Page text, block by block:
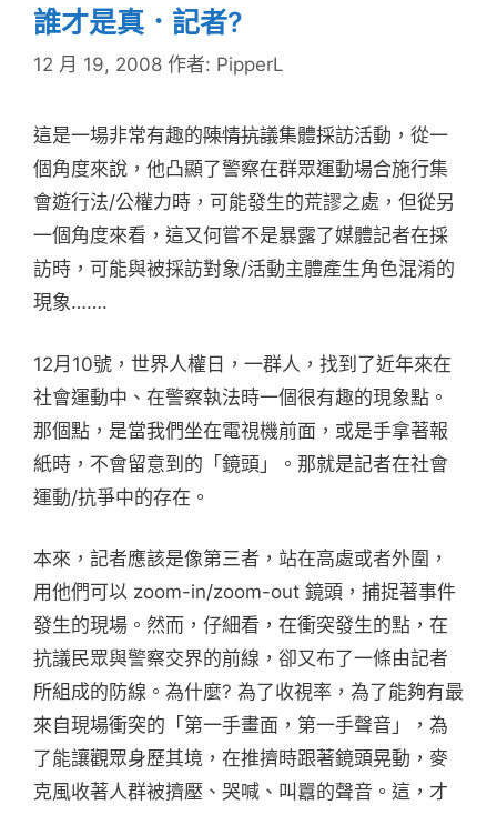
誰才是真．記者?
12 月 19, 2008 作者: PipperL
這是一場非常有趣的陳情抗議集體採訪活動，從一
個角度來說，他凸顯了警察在群眾運動場合施行集
會遊行法/公權力時，可能發生的荒謬之處，但從另
一個角度來看，這又何嘗不是暴露了媒體記者在採
訪時，可能與被採訪對象/活動主體產生角色混淆的
現象…….
12月10號，世界人權日，一群人，找到了近年來在
社會運動中、在警察執法時一個很有趣的現象點。
那個點，是當我們坐在電視機前面，或是手拿著報
紙時，不會留意到的「鏡頭」。那就是記者在社會
運動/抗爭中的存在。
本來，記者應該是像第三者，站在高處或者外圍，
用他們可以 zoom-in/zoom-out 鏡頭，捕捉著事件
發生的現場。然而，仔細看，在衝突發生的點，在
抗議民眾與警察交界的前線，卻又布了一條由記者
所組成的防線。為什麼? 為了收視率，為了能夠有最
來自現場衝突的「第一手畫面，第一手聲音」，為
了能讓觀眾身歷其境，在推擠時跟著鏡頭晃動，麥
克風收著人群被擠壓、哭喊、叫囂的聲音。這，才